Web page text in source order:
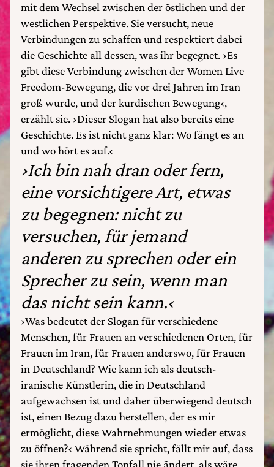
mit dem Wechsel zwischen der östlichen und der
westlichen Perspektive. Sie versucht, neue
Verbindungen zu schaffen und respektiert dabei
die Geschichte all dessen, was ihr begegnet. ›Es
gibt diese Verbindung zwischen der Women Live
Freedom-Bewegung, die vor drei Jahren im Iran
groß wurde, und der kurdischen Bewegung‹,
erzählt sie. ›Dieser Slogan hat also bereits eine
Geschichte. Es ist nicht ganz klar: Wo fängt es an
und wo hört es auf.‹
›Ich bin nah dran oder fern,
eine vorsichtigere Art, etwas
zu begegnen: nicht zu
versuchen, für jemand
anderen zu sprechen oder ein
Sprecher zu sein, wenn man
das nicht sein kann.‹
›Was bedeutet der Slogan für verschiedene
Menschen, für Frauen an verschiedenen Orten, für
Frauen im Iran, für Frauen anderswo, für Frauen
in Deutschland? Wie kann ich als deutsch-
iranische Künstlerin, die in Deutschland
aufgewachsen ist und daher überwiegend deutsch
ist, einen Bezug dazu herstellen, der es mir
ermöglicht, diese Wahrnehmungen wieder etwas
zu öffnen?‹ Während sie spricht, fällt mir auf, dass
sie ihren fragenden Tonfall nie ändert, als wäre